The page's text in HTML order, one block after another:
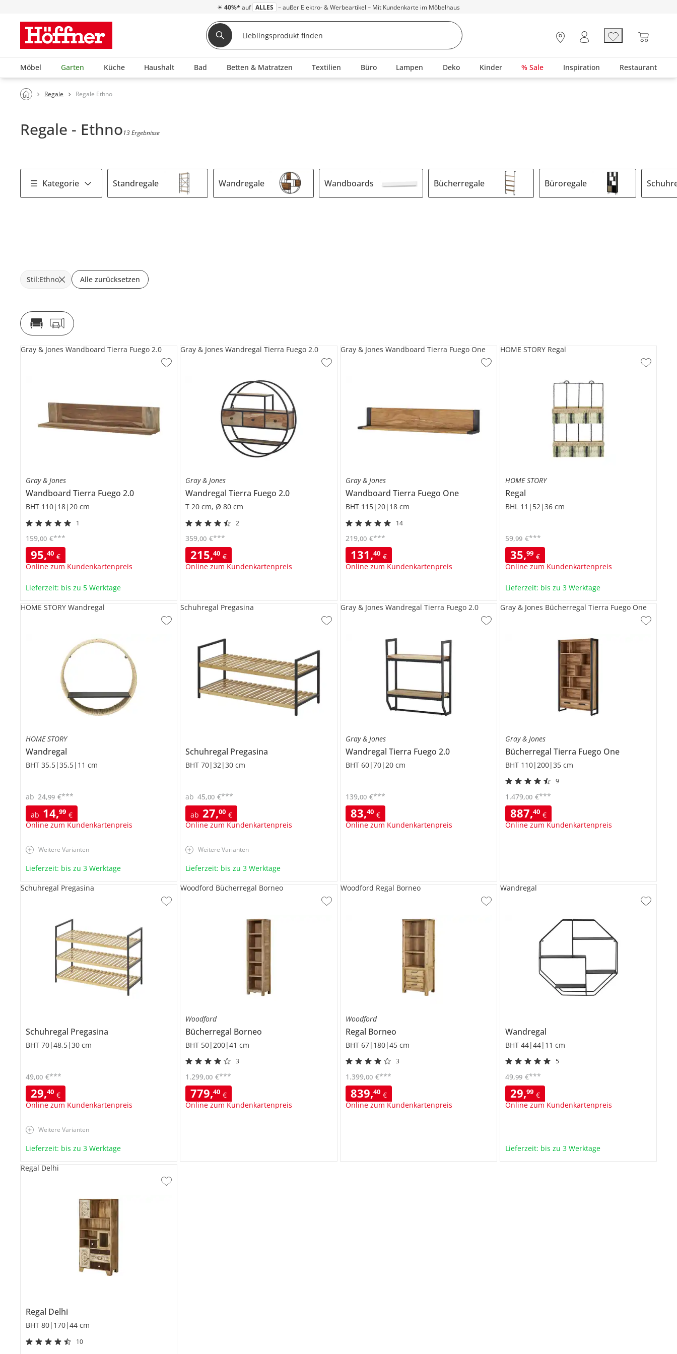
☀ 40%* auf ALLES – außer Elektro- & Werbeartikel – Mit Kundenkarte im Möbelhaus
Möbel Garten Küche Haushalt Bad Betten & Matratzen Textilien Büro Lampen Deko Kinder % Sale Inspiration Restaurant
Regale Regale Ethno
Regale - Ethno13 Ergebnisse
Kategorie Standregale Wandregale Wandboards Bücherregale Büroregale
Stil:Ethno Alle zurücksetzen
Gray & Jones
WandboardTierra Fuego 2.0
BHT 110|18|20 cm
1
95,40 €
Online zum Kundenkartenpreis
159,00 €***
Gray & Jones Wandboard Tierra Fuego 2.0
Lieferzeit: bis zu 5 Werktage
Gray & Jones
WandregalTierra Fuego 2.0
T 20 cm, Ø 80 cm
2
215,40 €
Online zum Kundenkartenpreis
359,00 €***
Gray & Jones Wandregal Tierra Fuego 2.0
Gray & Jones
Wandboard Tierra Fuego One
BHT 115|20|18 cm
14
131,40 €
Online zum Kundenkartenpreis
219,00 €***
Gray & Jones Wandboard Tierra Fuego One
HOME STORY
Regal
BHL 11|52|36 cm
35,99 €
Online zum Kundenkartenpreis
59,99 €***
HOME STORY Regal
Lieferzeit: bis zu 3 Werktage
HOME STORY
Wandregal
BHT 35,5|35,5|11 cm
ab 14,99 €
Online zum Kundenkartenpreis
ab 24,99 €***
HOME STORY Wandregal
Weitere Varianten
Lieferzeit: bis zu 3 Werktage
Schuhregal Pregasina
BHT 70|32|30 cm
ab 27,00 €
Online zum Kundenkartenpreis
ab 45,00 €***
Schuhregal Pregasina
Weitere Varianten
Lieferzeit: bis zu 3 Werktage
Gray & Jones
Wandregal Tierra Fuego 2.0
BHT 60|70|20 cm
83,40 €
Online zum Kundenkartenpreis
139,00 €***
Gray & Jones Wandregal Tierra Fuego 2.0
Gray & Jones
Bücherregal Tierra Fuego One
BHT 110|200|35 cm
9
887,40 €
Online zum Kundenkartenpreis
1.479,00 €***
Gray & Jones Bücherregal Tierra Fuego One
Schuhregal Pregasina
BHT 70|48,5|30 cm
29,40 €
Online zum Kundenkartenpreis
49,00 €***
Schuhregal Pregasina
Weitere Varianten
Lieferzeit: bis zu 3 Werktage
Woodford
Bücherregal Borneo
BHT 50|200|41 cm
3
779,40 €
Online zum Kundenkartenpreis
1.299,00 €***
Woodford Bücherregal Borneo
Woodford
Regal Borneo
BHT 67|180|45 cm
3
839,40 €
Online zum Kundenkartenpreis
1.399,00 €***
Woodford Regal Borneo
Wandregal
BHT 44|44|11 cm
5
29,99 €
Online zum Kundenkartenpreis
49,99 €***
Wandregal
Lieferzeit: bis zu 3 Werktage
Regal Delhi
BHT 80|170|44 cm
10
Regal Delhi